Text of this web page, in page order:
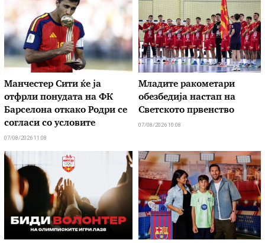
Манчестер Сити ќе ја
отфрли понудата на ФК
Барселона откако Родри се
согласи со условите
07/08/2026 11:08
Младите ракометари
обезбедија настап на
Светското првенство
07/08/2026 10:08